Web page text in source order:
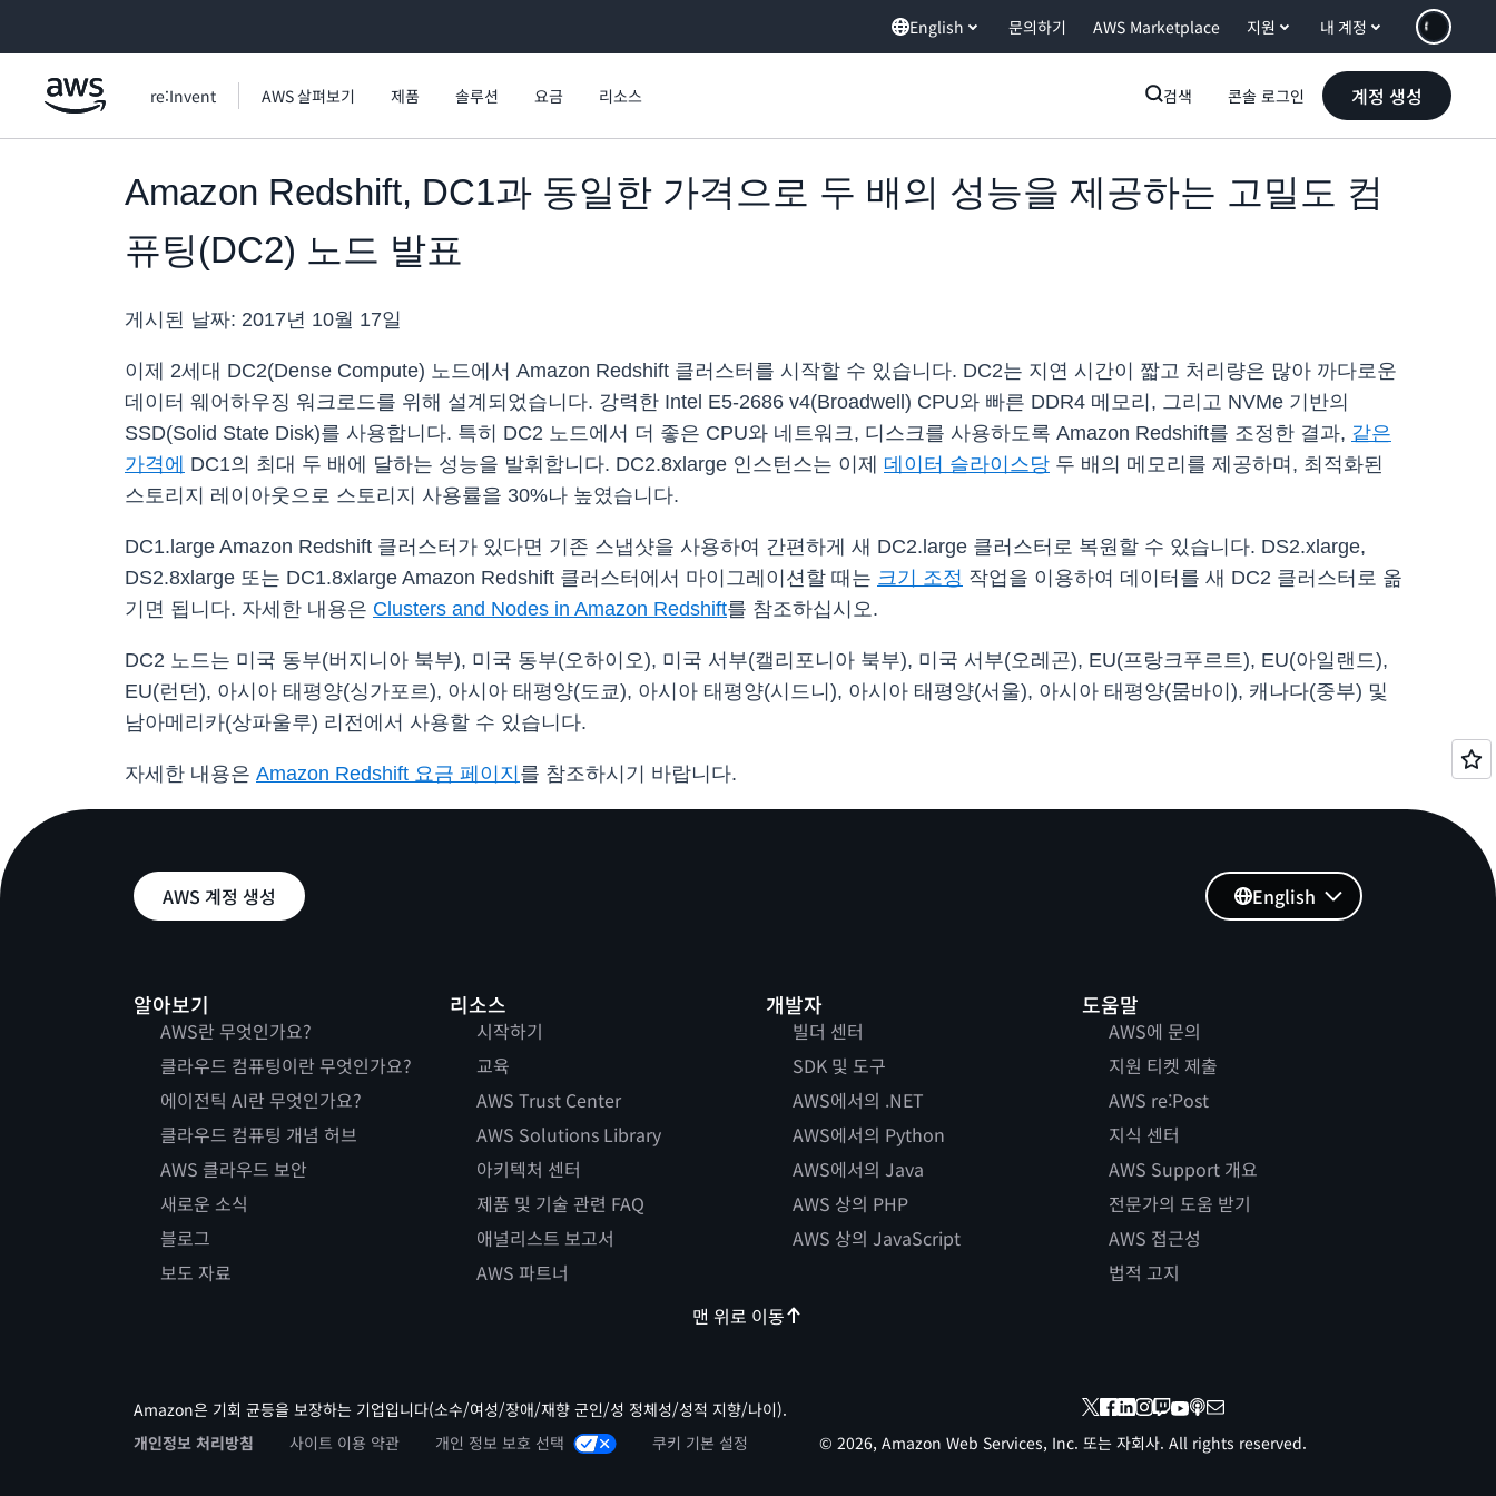
English 문의하기 AWS Marketplace 지원 내 계정
re:Invent AWS 살펴보기 제품 솔루션 요금 리소스 검색 콘솔 로그인 계정 생성
Amazon Redshift, DC1과 동일한 가격으로 두 배의 성능을 제공하는 고밀도 컴
퓨팅(DC2) 노드 발표
게시된 날짜: 2017년 10월 17일
이제 2세대 DC2(Dense Compute) 노드에서 Amazon Redshift 클러스터를 시작할 수 있습니다. DC2는 지연 시간이 짧고 처리량은 많아 까다로운
데이터 웨어하우징 워크로드를 위해 설계되었습니다. 강력한 Intel E5-2686 v4(Broadwell) CPU와 빠른 DDR4 메모리, 그리고 NVMe 기반의
SSD(Solid State Disk)를 사용합니다. 특히 DC2 노드에서 더 좋은 CPU와 네트워크, 디스크를 사용하도록 Amazon Redshift를 조정한 결과, 같은
가격에
DC1의 최대 두 배에 달하는 성능을 발휘합니다. DC2.8xlarge 인스턴스는 이제 데이터 슬라이스당 두 배의 메모리를 제공하며, 최적화된
스토리지 레이아웃으로 스토리지 사용률을 30%나 높였습니다.
DC1.large Amazon Redshift 클러스터가 있다면 기존 스냅샷을 사용하여 간편하게 새 DC2.large 클러스터로 복원할 수 있습니다. DS2.xlarge,
DS2.8xlarge 또는 DC1.8xlarge Amazon Redshift 클러스터에서 마이그레이션할 때는 크기 조정 작업을 이용하여 데이터를 새 DC2 클러스터로 옮
기면 됩니다. 자세한 내용은 Clusters and Nodes in Amazon Redshift를 참조하십시오.
DC2 노드는 미국 동부(버지니아 북부), 미국 동부(오하이오), 미국 서부(캘리포니아 북부), 미국 서부(오레곤), EU(프랑크푸르트), EU(아일랜드),
EU(런던), 아시아 태평양(싱가포르), 아시아 태평양(도쿄), 아시아 태평양(시드니), 아시아 태평양(서울), 아시아 태평양(뭄바이), 캐나다(중부) 및
남아메리카(상파울루) 리전에서 사용할 수 있습니다.
자세한 내용은 Amazon Redshift 요금 페이지 를 참조하시기 바랍니다.
AWS 계정 생성
알아보기
AWS란 무엇인가요?
클라우드 컴퓨팅이란 무엇인가요?
에이전틱 AI란 무엇인가요?
클라우드 컴퓨팅 개념 허브
AWS 클라우드 보안
새로운 소식
블로그
보도 자료
리소스
시작하기
교육
AWS Trust Center
AWS Solutions Library
아키텍처 센터
제품 및 기술 관련 FAQ
애널리스트 보고서
AWS 파트너
개발자
빌더 센터
SDK 및 도구
AWS에서의 .NET
AWS에서의 Python
AWS에서의 Java
AWS 상의 PHP
AWS 상의 JavaScript
도움말
AWS에 문의
지원 티켓 제출
AWS re:Post
지식 센터
AWS Support 개요
전문가의 도움 받기
AWS 접근성
법적 고지
English
맨 위로 이동
Amazon은 기회 균등을 보장하는 기업입니다(소수/여성/장애/재향 군인/성 정체성/성적 지향/나이).
개인정보 처리방침
사이트 이용 약관 개인 정보 보호 선택 쿠키 기본 설정 © 2026, Amazon Web Services, Inc. 또는 자회사. All rights reserved.